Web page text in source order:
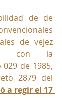
de de
de vejez
con la
de 1985,
2879 del
a regir el 17